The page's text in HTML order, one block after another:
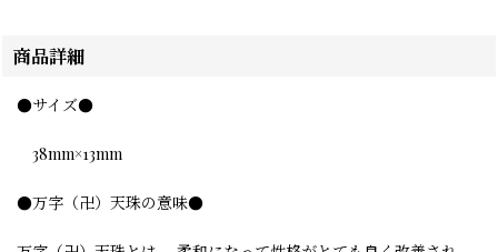
商品詳細
●サイズ●
38mm×13mm
●万字（卍）天珠の意味●